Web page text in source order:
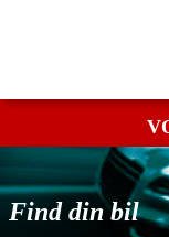
Find din bil